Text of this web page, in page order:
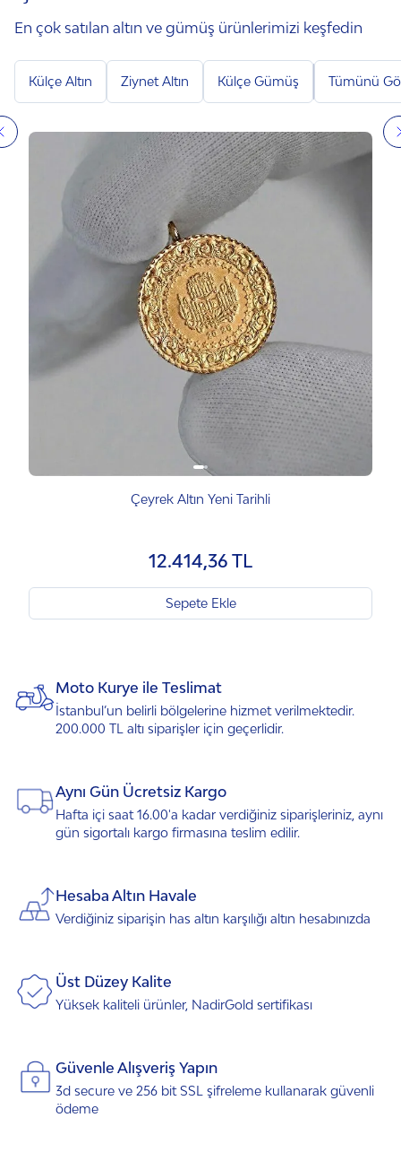
En çok satılan altın ve gümüş ürünlerimizi keşfedin
Külçe Altın Ziynet Altın Külçe Gümüş Tümünü
Çeyrek Altın Yeni Tarihli
12.414,36 TL
Sepete Ekle
Moto Kurye ile Teslimat
İstanbul’un belirli bölgelerine hizmet verilmektedir.
200.000 TL altı siparişler için geçerlidir.
Aynı Gün Ücretsiz Kargo
Hafta içi saat 16.00'a kadar verdiğiniz siparişleriniz, aynı
gün sigortalı kargo firmasına teslim edilir.
Hesaba Altın Havale
Verdiğiniz siparişin has altın karşılığı altın hesabınızda
Üst Düzey Kalite
Yüksek kaliteli ürünler, NadirGold sertifikası
Güvenle Alışveriş Yapın
3d secure ve 256 bit SSL şifreleme kullanarak güvenli
ödeme